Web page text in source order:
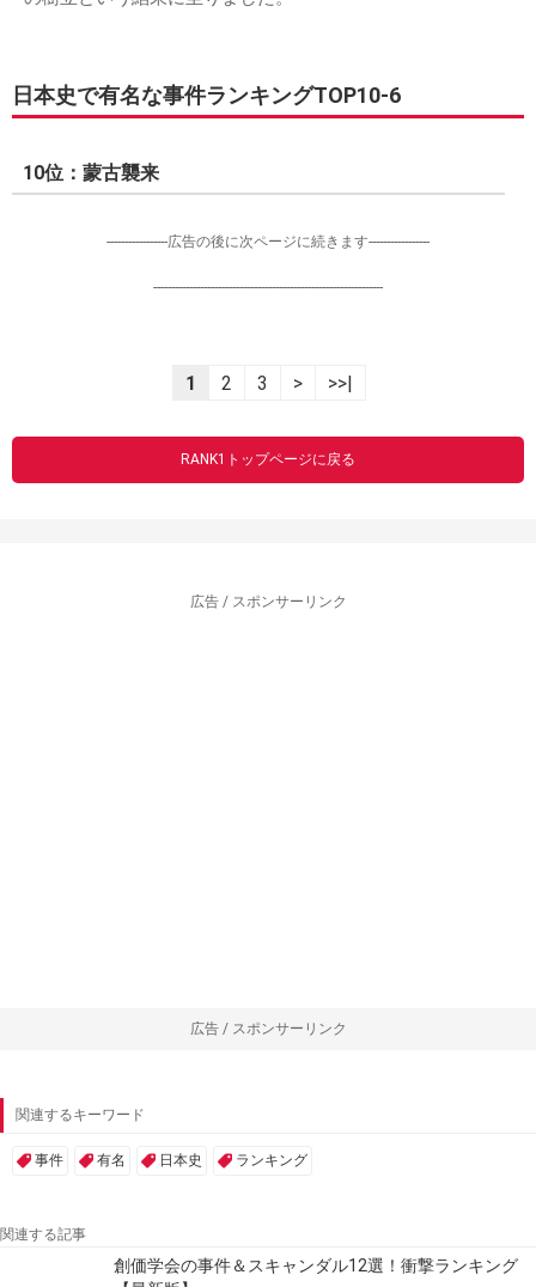
日本史で有名な事件ランキングTOP10-6
10位：蒙古襲来
-----------------広告の後に次ページに続きます-----------------
----------------------------------------------------------------
1 2 3 > >>|
RANK1トップページに戻る
広告 / スポンサーリンク
広告 / スポンサーリンク
関連するキーワード
事件 有名 日本史 ランキング
関連する記事
創価学会の事件＆スキャンダル12選！衝撃ランキング